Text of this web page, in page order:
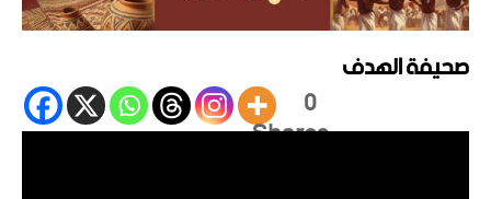
صحيفة الهدف
0
Shares